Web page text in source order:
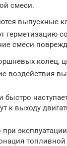
смеси.
выпускные
герметизацию
смеси
колец,
воздействия
быстро
к выходу
при